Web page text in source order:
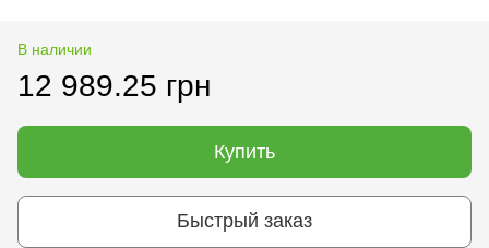
В наличии
12 989.25 грн
Купить
Быстрый заказ